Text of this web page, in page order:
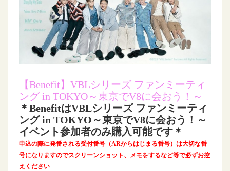
【Benefit】VBLシリーズ ファンミーティ
ング in TOKYO～東京でV8に会おう！～
＊BenefitはVBLシリーズ ファンミーティ
ング in TOKYO～東京でV8に会おう！～
イベント参加者のみ購入可能です＊
申込の際に発番される受付番号（ARからはじまる番号）は大切な番
号になりますのでスクリーンショット、メモをするなど等で必ずお控
えください